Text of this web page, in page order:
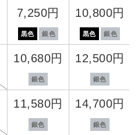
7,250円
黒色 銀色
10,800円
黒色 銀色
10,680円
銀色
12,500円
銀色
11,580円
銀色
14,700円
銀色